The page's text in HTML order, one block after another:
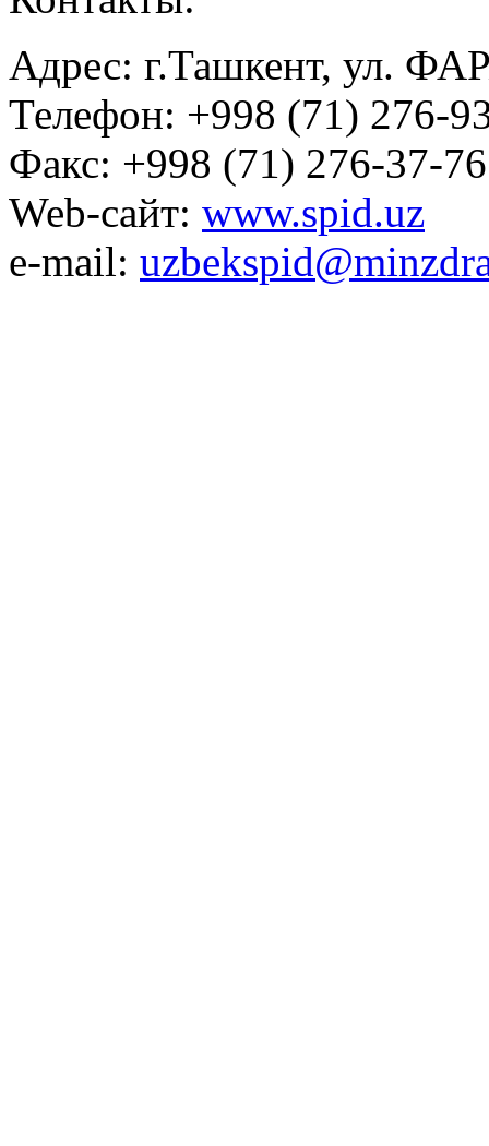
Адрес: г.Ташкент, ул.
Телефон: +998 (71) 276-
Факс: +998 (71) 276-37-76
Web-сайт: www.spid.uz
e-mail: